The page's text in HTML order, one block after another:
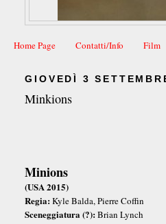
Home Page Contatti/Info Film
GIOVEDÌ 3
Minkions
Minions
(USA 2015)
Regia:Kyle Balda, Pierre Coffin
Sceneggiatura (?):Brian Lynch